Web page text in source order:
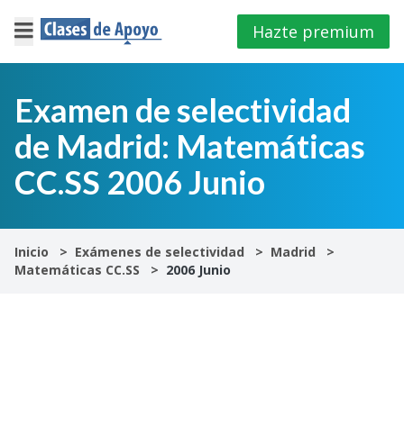
×
Iniciar
sesión
E.S.O
Hazte premium
Examen de selectividad
de Madrid: Matemáticas
CC.SS 2006 Junio
Inicio Exámenes de selectividad
Madrid
Matemáticas CC.SS
2006 Junio